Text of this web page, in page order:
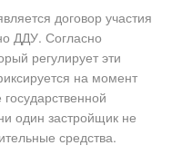
договор участия
ДДУ. Согласно
регулирует эти
на момент
один застройщик не
средства.